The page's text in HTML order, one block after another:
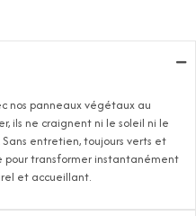
nos panneaux végétaux au
ils ne craignent ni le soleil ni le
entretien, toujours verts et
pour transformer instantanément
et accueillant.